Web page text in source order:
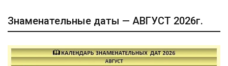
Знаменательные даты — АВГУСТ 2026г.